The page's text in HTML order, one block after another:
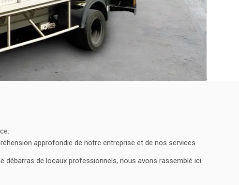
approfondie de notre entreprise et de nos services.
débarras de locaux professionnels, nous avons rassemblé ici